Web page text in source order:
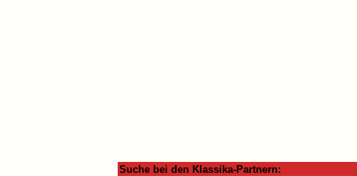
Suche bei den Klassika-Partnern: